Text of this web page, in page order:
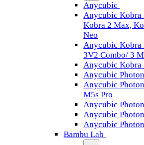
Anycubic
Anycubic Kobra
Kobra 2 Max,
Neo
Anycubic Kobra
3V2 Combo/ 3
Anycubic Kobra
Anycubic
Anycubic
M5s Pro
Anycubic
Anycubic
Anycubic
Bambu Lab